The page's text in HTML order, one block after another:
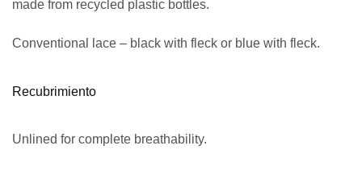
made from recycled plastic bottles.
Conventional lace – black with fleck or blue with fleck.
Recubrimiento
Unlined for complete breathability.